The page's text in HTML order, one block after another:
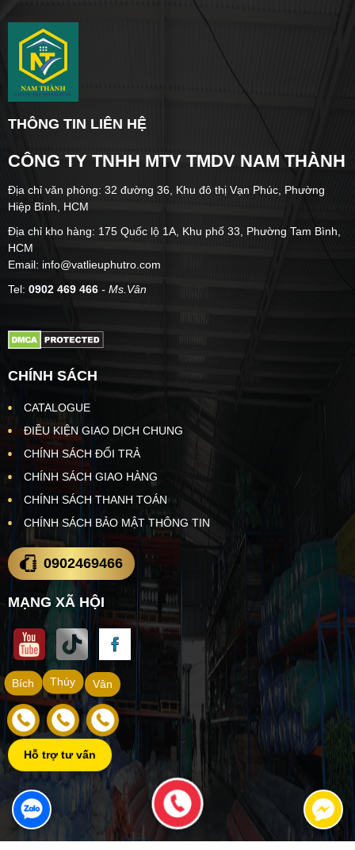
THÔNG TIN LIÊN HỆ
CÔNG TY TNHH MTV TMDV NAM THÀNH
Địa chỉ văn phòng: 32 đường 36, Khu đô thị Vạn Phúc, Phường
Hiệp Bình, HCM
Địa chỉ kho hàng: 175 Quốc lộ 1A, Khu phố 33, Phường Tam Bình,
HCM
Email: info@vatlieuphutro.com
Tel: 0902 469 466 - Ms.Vân
CHÍNH SÁCH
CATALOGUE
ĐIỀU KIỆN GIAO DỊCH CHUNG
CHÍNH SÁCH ĐỔI TRẢ
CHÍNH SÁCH GIAO HÀNG
CHÍNH SÁCH THANH TOÁN
CHÍNH SÁCH BẢO MẬT THÔNG TIN
0902469466
MẠNG XÃ HỘI
Vân
Thúy
Bích
Hỗ trợ tư vấn